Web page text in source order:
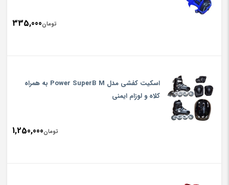
تومان335,000
اسکیت کفشی مدل Power SuperB M به همراه
کلاه و لوزام ایمنی
تومان1,250,000